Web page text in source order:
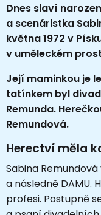
Dnes slaví
a scenáristka
května 1972 v
v uměleckém
Její maminkou je
tatínkem byl
Remunda.
Remundová.
Herectví měla
Sabina
a následně DAMU.
profesi. Postupně